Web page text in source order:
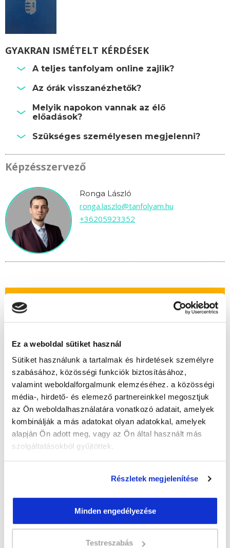
Ez a weboldal sütiket használ
Sütiket használunk a tartalmak és hirdetések személyre
szabásához, közösségi funkciók biztosításához,
valamint weboldalforgalmunk elemzéséhez. a közösségi
média-, hirdető- és elemező partnereinkkel megosztjuk
az Ön weboldalhasználatára vonatkozó adatait, amelyek
kombinálják a más adatokat olyan adatokkal, amelyek
alapján Ön adott meg, vagy az Ön által használt más
szolgáltatásokból gyűjtöttek.
Részletek megjelenítése
Minden engedélyezése
Testreszabás
GYAKRAN ISMÉTELT KÉRDÉSEK
A teljes tanfolyam online zajlik?
Az órák visszanézhetők?
Melyik napokon vannak az élő
előadások?
Szükséges személyesen megjelenni?
Képzésszervező
Ronga László
ronga.laszlo@tanfolyam.hu
+36205923352
" G " csoport
44 nap az indulásig!
Időtartam:4 hónap
Képzés ára: 110 000 Ft
egyösszegű befizetés esetén!
Lehet még jelentkezni?Igen
Jelentkezem!
Végezd elVám-, jövedéki- és termékdíj
asszisztens szakképesítés tanfolyam -
Szegedtanfolyamunkat és váltsd valóra az